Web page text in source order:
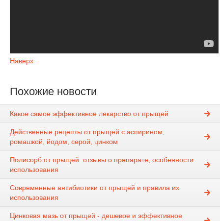
Наверх
Похожие новости
Какое самое эффективное лекарство от прыщей
Действенные рецепты от прыщей с аспирином,
ромашкой, йодом, серой, цинком
Полисорб от прыщей: отзывы о препарате, особенности
использования
Современные антибиотики от прыщей и правила их
использования
Цинковая мазь от прыщей - дешевое и эффективное